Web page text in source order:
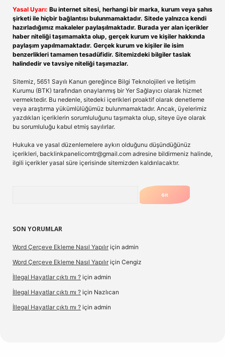
Yasal Uyarı: Bu internet sitesi, herhangi bir marka, kurum veya şahıs
şirketi ile hiçbir bağlantısı bulunmamaktadır. Sitede yalnızca kendi
hazırladığımız makaleler paylaşılmaktadır. Burada yer alan içerikler
haber niteliği taşımamakta olup, gerçek kurum ve kişiler hakkında
paylaşım yapılmamaktadır. Gerçek kurum ve kişiler ile isim
benzerlikleri tamamen tesadüfidir. Sitemizdeki bilgiler taslak
halindedir ve tavsiye niteliği taşımazlar.
Sitemiz, 5651 Sayılı Kanun gereğince Bilgi Teknolojileri ve İletişim
Kurumu (BTK) tarafından onaylanmış bir Yer Sağlayıcı olarak hizmet
vermektedir. Bu nedenle, sitedeki içerikleri proaktif olarak denetleme
veya araştırma yükümlülüğümüz bulunmamaktadır. Ancak, üyelerimiz
yazdıkları içeriklerin sorumluluğunu taşımakta olup, siteye üye olarak
bu sorumluluğu kabul etmiş sayılırlar.
Hukuka ve yasal düzenlemelere aykırı olduğunu düşündüğünüz
içerikleri, backlinkpanelicomtr@gmail.com adresine bildirmeniz halinde,
ilgili içerikler yasal süre içerisinde sitemizden kaldırılacaktır.
SON YORUMLAR
Word Çerçeve Ekleme Nasıl Yapılır için admin
Word Çerçeve Ekleme Nasıl Yapılır için Cengiz
İllegal Hayatlar çıktı mı ? için admin
İllegal Hayatlar çıktı mı ? için Nazlıcan
İllegal Hayatlar çıktı mı ? için admin